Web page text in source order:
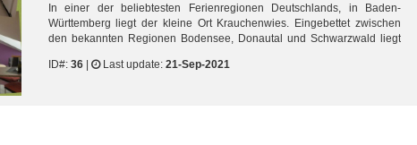
In einer der beliebtesten Ferienregionen Deutschlands, in Baden-
Württemberg liegt der kleine Ort Krauchenwies. Eingebettet zwischen
den bekannten Regionen Bodensee, Donautal und Schwarzwald liegt
ID#: 36| Last update: 21-Sep-2021